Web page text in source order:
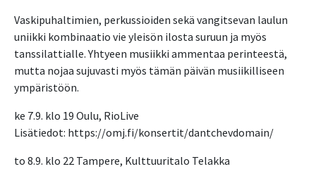
Vaskipuhaltimien, perkussioiden sekä vangitsevan laulun
uniikki kombinaatio vie yleisön ilosta suruun ja myös
tanssilattialle. Yhtyeen musiikki ammentaa perinteestä,
mutta nojaa sujuvasti myös tämän päivän musiikilliseen
ympäristöön.
ke 7.9. klo 19 Oulu, RioLive
Lisätiedot: https://omj.fi/konsertit/dantchevdomain/
to 8.9. klo 22 Tampere, Kulttuuritalo Telakka